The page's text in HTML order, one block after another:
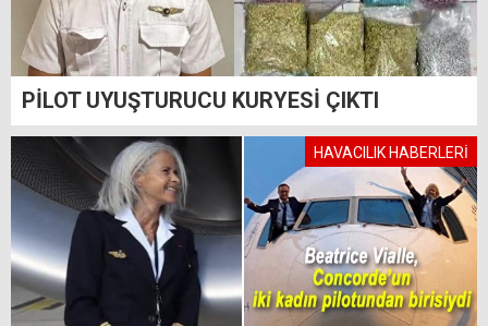
PİLOT UYUŞTURUCU KURYESİ ÇIKTI
HAVACILIK HABERLERİ